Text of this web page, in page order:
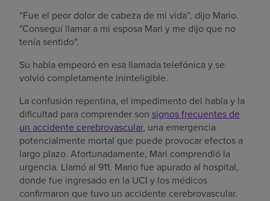
“Fue el peor dolor de cabeza de mi vida”, dijo Mario.
"Conseguí llamar a mi esposa Mari y me dijo que no
tenía sentido".
Su habla empeoró en esa llamada telefónica y se
volvió completamente ininteligible.
La confusión repentina, el impedimento del habla y la
dificultad para comprender son signos frecuentes de
un accidente cerebrovascular, una emergencia
potencialmente mortal que puede provocar efectos a
largo plazo. Afortunadamente, Mari comprendió la
urgencia. Llamó al 911. Mario fue apurado al hospital,
donde fue ingresado en la UCI y los médicos
confirmaron que tuvo un accidente cerebrovascular.